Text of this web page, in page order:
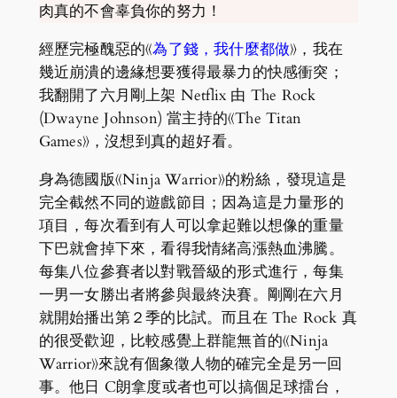
肉真的不會辜負你的努力！
經歷完極醜惡的《為了錢，我什麼都做》，我在
幾近崩潰的邊緣想要獲得最暴力的快感衝突；
我翻開了六月剛上架 Netflix 由 The Rock
(Dwayne Johnson) 當主持的《The Titan
Games》，沒想到真的超好看。
身為德國版《Ninja Warrior》的粉絲，發現這是
完全截然不同的遊戲節目；因為這是力量形的
項目，每次看到有人可以拿起難以想像的重量
下巴就會掉下來，看得我情緒高漲熱血沸騰。
每集八位參賽者以對戰晉級的形式進行，每集
一男一女勝出者將參與最終決賽。剛剛在六月
就開始播出第２季的比試。而且在 The Rock 真
的很受歡迎，比較感覺上群龍無首的《Ninja
Warrior》來說有個象徵人物的確完全是另一回
事。他日 C朗拿度或者也可以搞個足球擂台，